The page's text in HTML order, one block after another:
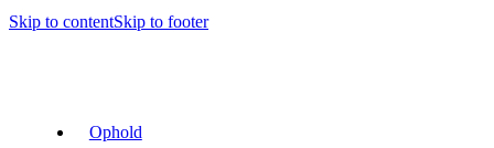
Skip to contentSkip to footer
Ophold